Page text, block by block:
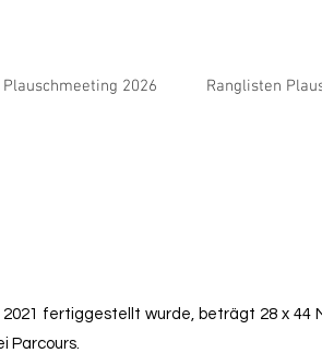
Plauschmeeting 2026 Ranglisten
2021 fertiggestellt wurde, beträgt 28 x
Parcours.